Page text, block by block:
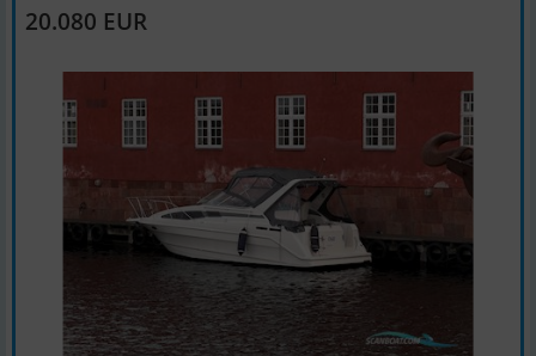
20.080 EUR